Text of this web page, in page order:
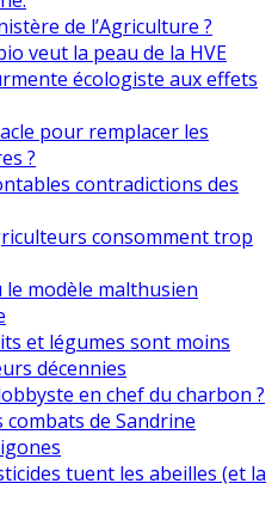
de l’Agriculture ?
veut la peau de la HVE
écologiste aux effets
pour remplacer les
?
contradictions des
consomment trop
le modèle malthusien
et légumes sont moins
décennies
en chef du charbon ?
combats de Sandrine
tuent les abeilles (et la